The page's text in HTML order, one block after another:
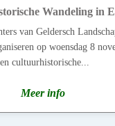
Wandeling in
van Geldersch
op woensdag 8
cultuurhistorische...
Meer info